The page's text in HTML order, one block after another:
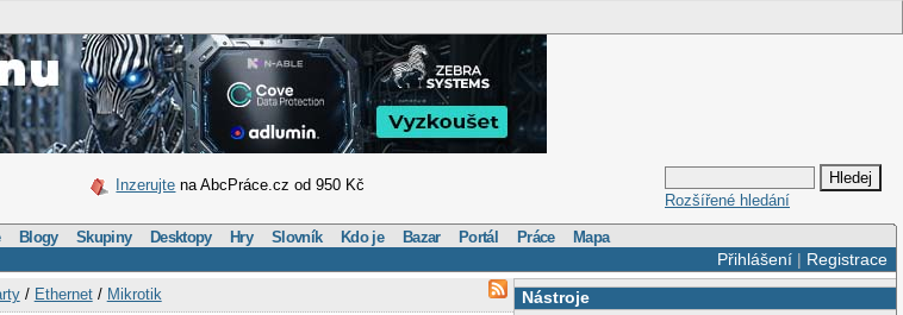
Inzerujte na AbcPráce.cz od 950 Kč
Rozšířené hledání
Blogy Skupiny Desktopy Hry Slovník Kdo je Bazar Portál Práce Mapa
Přihlášení| Registrace
Nástroje
/ Ethernet/ Mikrotik